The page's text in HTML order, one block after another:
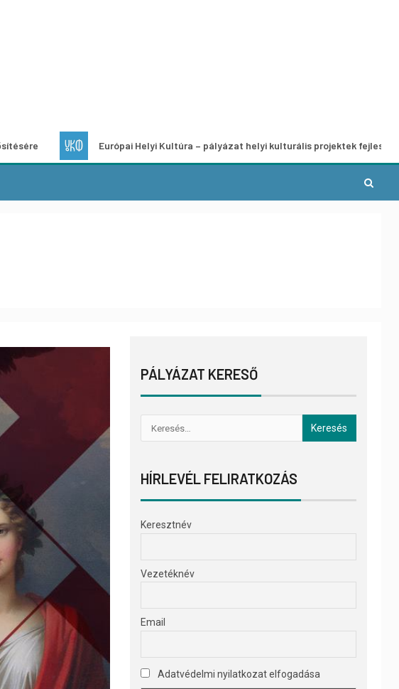
Európai Helyi Kultúra – pályázat helyi kulturális projektek fejlesztésére
PÁLYÁZAT KERESŐ
HÍRLEVÉL FELIRATKOZÁS
Keresztnév
Vezetéknév
Email
Adatvédelmi nyilatkozat elfogadása